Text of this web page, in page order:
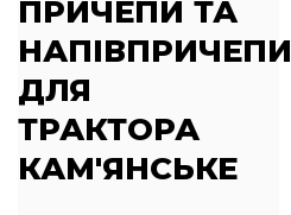
ПРИЧЕПИ ТА
НАПІВПРИЧЕПИ
ДЛЯ
ТРАКТОРА
КАМ'ЯНСЬКЕ